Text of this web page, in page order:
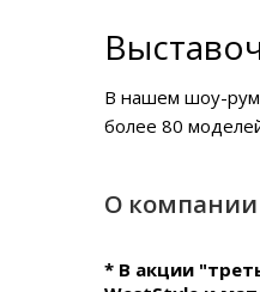
В нашем шоу-
более 80
О компании
* В акции